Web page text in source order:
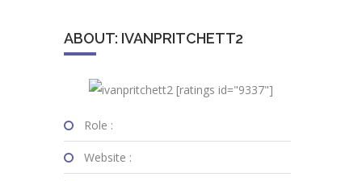
ABOUT: IVANPRITCHETT2
[ratings id="9337"]
Role :
Website :